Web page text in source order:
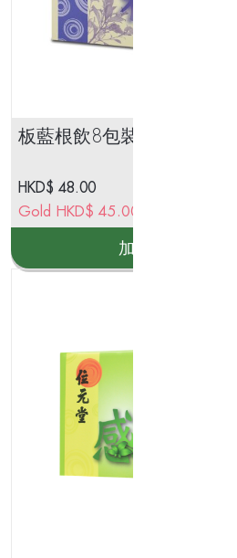
板藍根飲8包裝
HKD$ 48.00
Gold HKD$ 45.00
加入購物車